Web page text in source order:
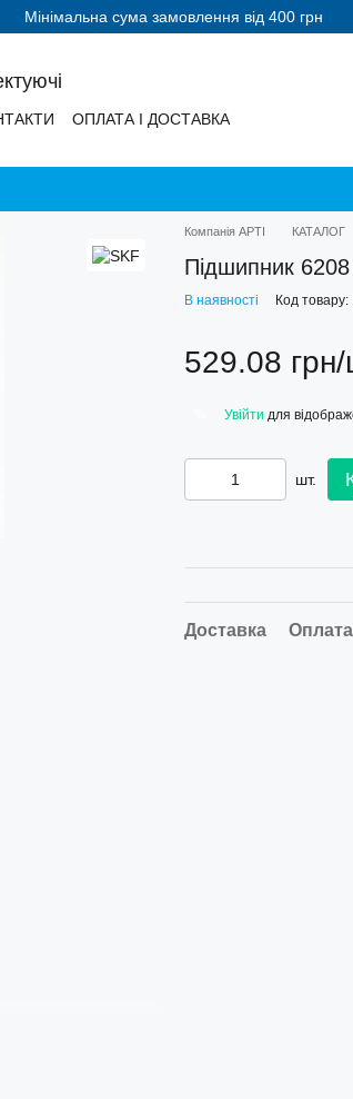
Мінімальна сума замовлення від 400 грн
ОПЛАТА І ДОСТАВКА
Компанія АРТІ КАТАЛОГ
Підшипник
В наявності Код
529.08 грн/
Увійти для
шт.
Доставка Оплата